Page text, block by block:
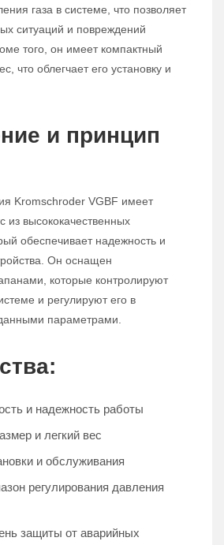
газа в системе, что позволяет
ситуаций и повреждений
того, он имеет компактный
что облегчает его установку и
и принцип
Kromschroder VGBF имеет
из высококачественных
обеспечивает надежность и
Он оснащен
которые контролируют
и регулируют его в
параметрами.
и надежность работы
и легкий вес
и обслуживания
регулирования давления
защиты от аварийных